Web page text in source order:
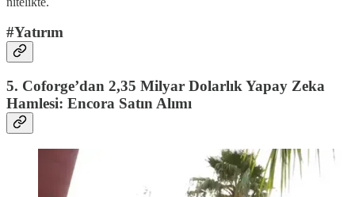
#Yatırım
5. Coforge’dan 2,35 Milyar Dolarlık Yapay Zeka
Hamlesi: Encora Satın Alımı